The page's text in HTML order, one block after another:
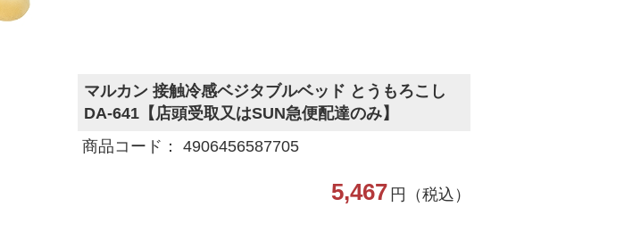
マルカン 接触冷感ベジタブルベッド とうもろこし
DA-641【店頭受取又はSUN急便配達のみ】
商品コード： 4906456587705
5,467 円（税込）